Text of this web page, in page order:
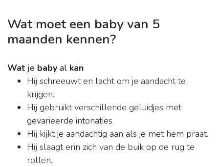
Wat moet een baby van 5
maanden kennen?
Wat je baby al kan
Hij schreeuwt en lacht om je aandacht te
krijgen.
Hij gebruikt verschillende geluidjes met
gevarieerde intonaties.
Hij kijkt je aandachtig aan als je met hem praat.
Hij slaagt erin zich van de buik op de rug te
rollen.